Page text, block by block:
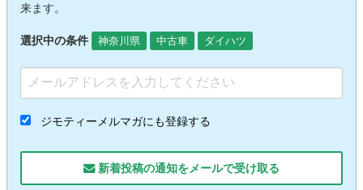
来ます。
選択中の条件 神奈川県 中古車 ダイハツ
ジモティーメルマガにも登録する
新着投稿の通知をメールで受け取る